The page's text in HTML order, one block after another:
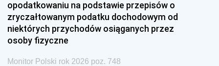
opodatkowaniu na podstawie przepisów o
zryczałtowanym podatku dochodowym od
niektórych przychodów osiąganych przez
osoby fizyczne
Monitor Polski rok 2026 poz. 748